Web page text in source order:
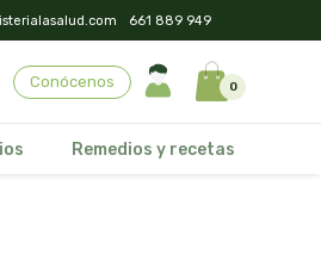
661 889 949
Conócenos 0
Remedios y recetas